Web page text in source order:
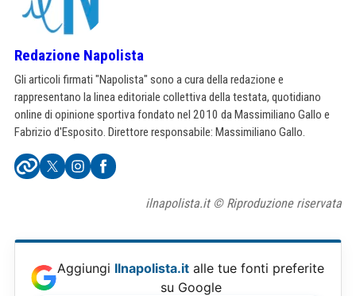
Redazione Napolista
Gli articoli firmati "Napolista" sono a cura della redazione e
rappresentano la linea editoriale collettiva della testata, quotidiano
online di opinione sportiva fondato nel 2010 da Massimiliano Gallo e
Fabrizio d'Esposito. Direttore responsabile: Massimiliano Gallo.
ilnapolista.it © Riproduzione riservata
Aggiungi Ilnapolista.it alle tue fonti preferite
su Google